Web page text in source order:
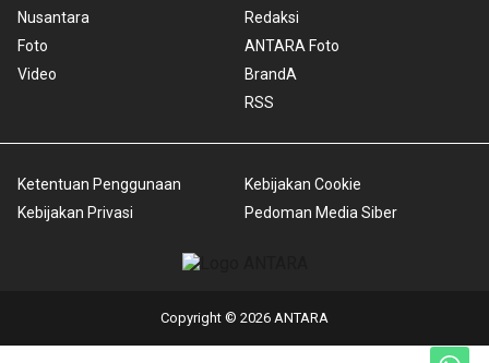
Nusantara
Foto
Video
Redaksi
ANTARA Foto
BrandA
RSS
Ketentuan Penggunaan
Kebijakan Privasi
Kebijakan Cookie
Pedoman Media Siber
Copyright © 2026 ANTARA